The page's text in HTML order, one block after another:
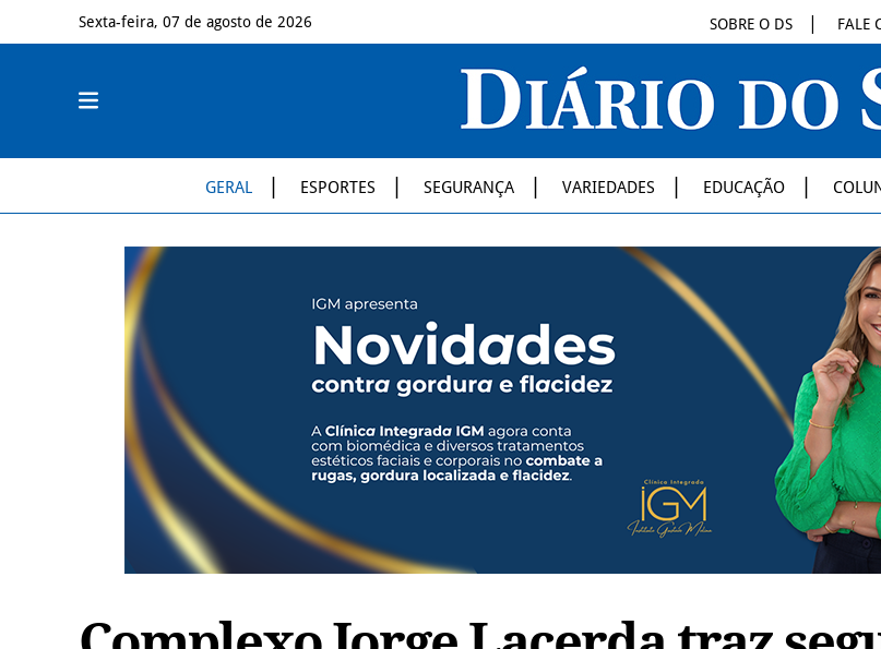
Sexta-feira, 07 de agosto de 2026 SOBRE O DS FALE
GERAL ESPORTES SEGURANÇA VARIEDADES EDUCAÇÃO